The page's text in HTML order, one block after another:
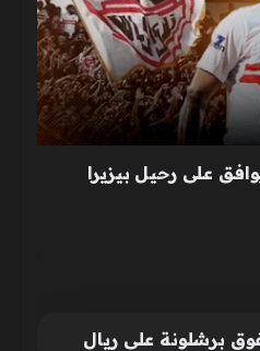
على رحيل بيزيرا
برشلونة على ريال